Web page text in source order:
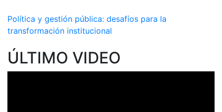
Política y gestión pública: desafíos para la
transformación institucional
ÚLTIMO VIDEO